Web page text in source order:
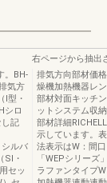
。BH-
気方
型・
シロ
し記
シルバ
SI・
セッ
右ページから抽出
排気方向部材価
燥機加熱機器レ
部材対面キッチ
ットシステム収
部材詳細
示しています。
法表示はW：間
「WEPシリーズ
ラファンタイプ